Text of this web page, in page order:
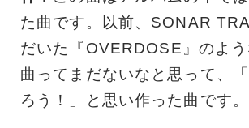
た曲です。以前、SONAR
だいた『OVERDOSE』のよ
曲ってまだないなと思って、
ろう！」と思い作った曲です。